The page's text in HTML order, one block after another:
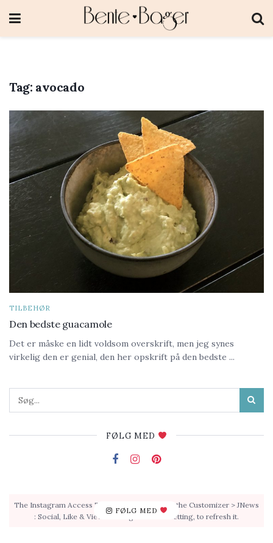
Tag: avocado
TILBEHØR
Den bedste guacamole
Det er måske en lidt voldsom overskrift, men jeg synes
virkelig den er genial, den her opskrift på den bedste ...
FØLG MED
FØLG MED
The Instagram Access Token is expired, Go to the Customizer > JNews
: Social, Like & View > Instagram Feed Setting, to refresh it.